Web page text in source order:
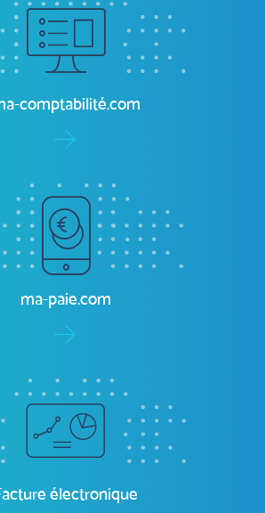
ma-comptabilité.com